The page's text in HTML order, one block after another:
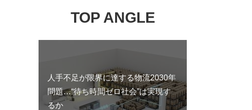
TOP ANGLE
人手不足が限界に達する物流2030年
問題…“待ち時間ゼロ社会”は実現す
るか